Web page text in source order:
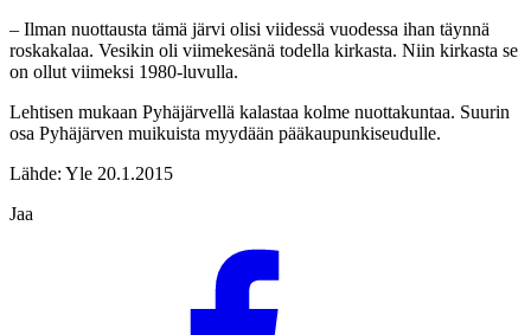
– Ilman nuottausta tämä järvi olisi viidessä vuodessa ihan täynnä
roskakalaa. Vesikin oli viimekesänä todella kirkasta. Niin kirkasta se
on ollut viimeksi 1980-luvulla.
Lehtisen mukaan Pyhäjärvellä kalastaa kolme nuottakuntaa. Suurin
osa Pyhäjärven muikuista myydään pääkaupunkiseudulle.
Lähde: Yle 20.1.2015
Jaa